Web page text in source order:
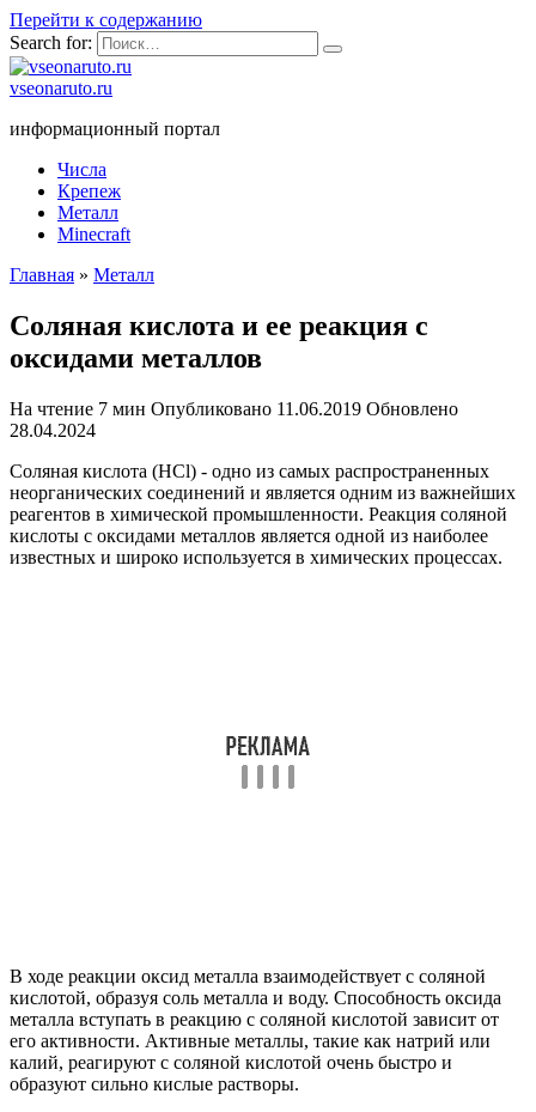
Перейти к содержанию
Search for:
vseonaruto.ru
информационный портал
Числа
Крепеж
Металл
Minecraft
Главная » Металл
Соляная кислота и ее реакция с
оксидами металлов
На чтение 7 мин Опубликовано 11.06.2019 Обновлено
28.04.2024
Соляная кислота (HCl) - одно из самых распространенных
неорганических соединений и является одним из важнейших
реагентов в химической промышленности. Реакция соляной
кислоты с оксидами металлов является одной из наиболее
известных и широко используется в химических процессах.
В ходе реакции оксид металла взаимодействует с соляной
кислотой, образуя соль металла и воду. Способность оксида
металла вступать в реакцию с соляной кислотой зависит от
его активности. Активные металлы, такие как натрий или
калий, реагируют с соляной кислотой очень быстро и
образуют сильно кислые растворы.